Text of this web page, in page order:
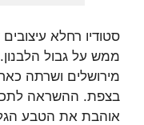
סטודיו רחלא
ממש על גבול
מירושלים ושרתה
בצפת. ההשראה
אוהבת את הטבע